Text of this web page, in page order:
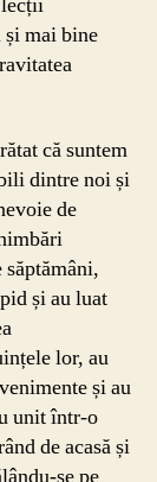
și mai bine
că suntem
dintre noi și
de
și au luat
lor, au
și au
unit într-o
de acasă și